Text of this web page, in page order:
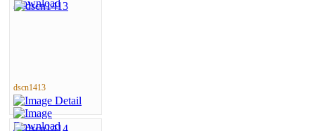
dscn1413